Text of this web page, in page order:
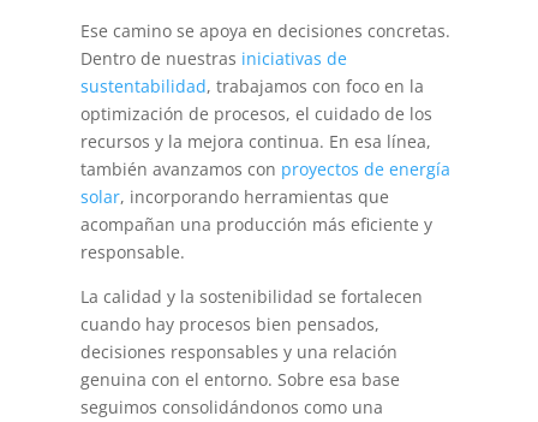
Ese camino se apoya en decisiones concretas.
Dentro de nuestras iniciativas de
sustentabilidad, trabajamos con foco en la
optimización de procesos, el cuidado de los
recursos y la mejora continua. En esa línea,
también avanzamos con proyectos de energía
solar, incorporando herramientas que
acompañan una producción más eficiente y
responsable.
La calidad y la sostenibilidad se fortalecen
cuando hay procesos bien pensados,
decisiones responsables y una relación
genuina con el entorno. Sobre esa base
seguimos consolidándonos como una